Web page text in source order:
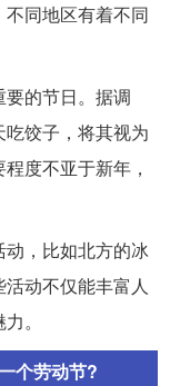
同地区有着不同
的节日。据调
饺子，将其视为
度不亚于新年，
，比如北方的冰
动不仅能丰富人
。
个劳动节?